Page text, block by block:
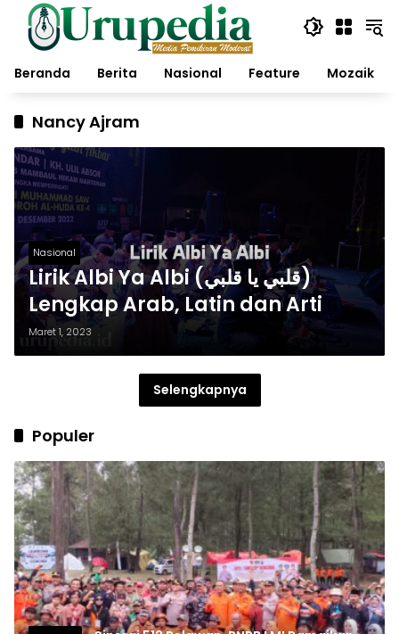
Langsung
konten
Beranda
Berita Nasional Feature Mozaik
Nancy Ajram
Nasional
Lirik Albi Ya Albi (قلبي يا قلبي)
Lengkap Arab, Latin dan Arti
Maret 1, 2023
Selengkapnya
Populer